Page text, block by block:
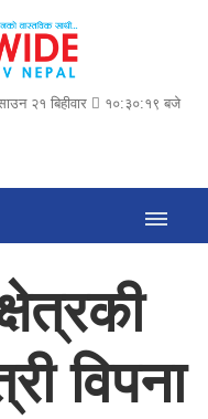
२१ बिहीवार १०:३०:२० बजे
विपना